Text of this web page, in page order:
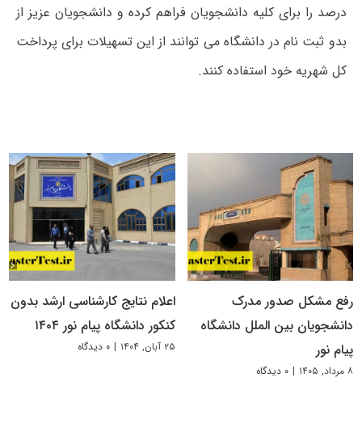
درصد را برای کلیه دانشجویان فراهم کرده و دانشجویان عزیز از
بدو ثبت نام در دانشگاه می توانند از این تسهیلات برای پرداخت
کل شهریه خود استفاده کنند.
رفع مشکل صدور مدرک
دانشجویان بین الملل دانشگاه
پیام نور
۸ مرداد, ۱۴۰۵ | ۰ دیدگاه
اعلام نتایج کارشناسی ارشد بدون
کنکور دانشگاه پیام نور ۱۴۰۴
۲۵ آبان, ۱۴۰۴ | ۰ دیدگاه